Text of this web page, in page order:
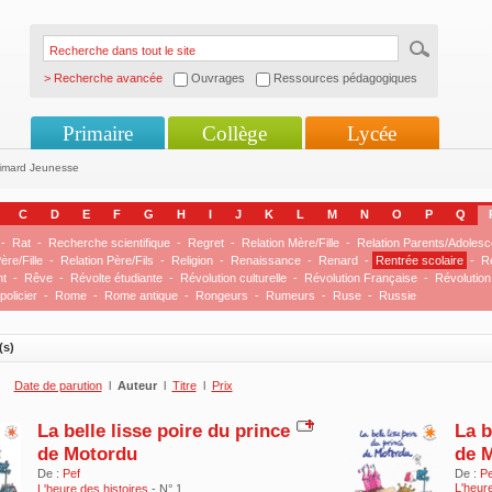
> Recherche avancée Ouvrages Ressources pédagogiques
Primaire Collège Lycée
Jeunesse
C D E F G H I J K L M N O P Q
- Rat - Recherche scientifique - Regret - Relation Mère/Fille -
Relation Parents/
Fille - Relation Père/Fils - Religion - Renaissance - Renard - Rentrée scolaire -
- Rêve - Révolte étudiante - Révolution culturelle - Révolution Française -
- Rome - Rome antique - Rongeurs - Rumeurs - Ruse - Russie
Date de parution l Auteur l Titre l Prix
La belle lisse poire du prince
de Motordu
De : Pef
L'heure des histoires - N° 1
La
de
De :